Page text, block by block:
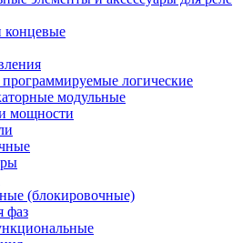
концевые
логические
модульные
мощности
(блокировочные)
фаз